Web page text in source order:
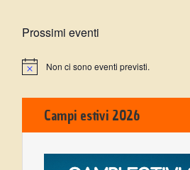
Prossimi eventi
Non ci sono eventi previsti.
Campi estivi 2026